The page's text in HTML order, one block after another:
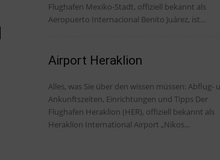
Flughafen Mexiko-Stadt, offiziell bekannt als
Aeropuerto Internacional Benito Juárez, ist...
Airport Heraklion
Alles, was Sie über den wissen müssen: Abflug- und
Ankunftszeiten, Einrichtungen und Tipps Der
Flughafen Heraklion (HER), offiziell bekannt als
Heraklion International Airport „Nikos...